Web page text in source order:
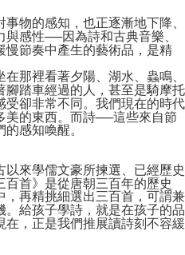
物的感知，也正逐漸地下降、
感性──因為詩和古典音樂、
慢節奏中產生的藝術品，是精
那裡看著夕陽、湖水、蟲鳴、
腳踏車經過的人，甚至是騎摩托
受卻非常不同。我們現在的時代
美的東西。而詩──這些來自節
感知喚醒。
來學儒文豪所揀選、已經歷史
首》是從唐朝三百年的歷史
，再精挑細選出三百首，可謂兼
給孩子學詩，就是在孩子的品
，正是我們推展讀詩刻不容緩